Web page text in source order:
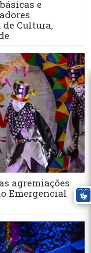
e
de Cultura,
agremiações
Emergencial